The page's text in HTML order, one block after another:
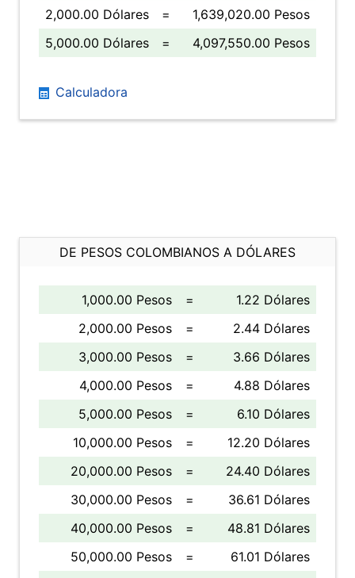
2,000.00 Dólares
=
1,639,020.00 Pesos
5,000.00 Dólares
= 4,097,550.00 Pesos
Calculadora
DE PESOS COLOMBIANOS A DÓLARES
1,000.00 Pesos =
1.22 Dólares
2,000.00 Pesos
=
2.44 Dólares
3,000.00 Pesos
=
3.66 Dólares
4,000.00 Pesos
=
4.88 Dólares
5,000.00 Pesos
=
6.10 Dólares
10,000.00 Pesos
=
12.20 Dólares
20,000.00 Pesos
=
24.40 Dólares
30,000.00 Pesos
=
36.61 Dólares
40,000.00 Pesos
=
48.81 Dólares
50,000.00 Pesos
=
61.01 Dólares